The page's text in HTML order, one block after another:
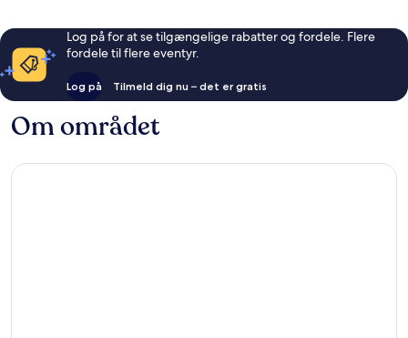
Log på for at se tilgængelige rabatter og fordele. Flere
fordele til flere eventyr.
Log på Tilmeld dig nu – det er gratis
Om området